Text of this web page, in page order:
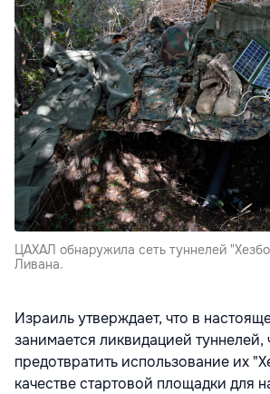
ЦАХАЛ обнаружила сеть туннелей
Ливана.
Израиль утверждает, что в
занимается ликвидацией туннелей,
предотвратить использование их
качестве стартовой площадки для